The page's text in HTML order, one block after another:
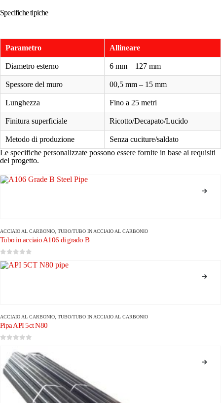
Specifiche tipiche
Parametro Allineare
Diametro esterno 6 mm – 127 mm
Spessore del muro 00,5 mm – 15 mm
Lunghezza Fino a 25 metri
Finitura superficiale Ricotto/Decapato/Lucido
Metodo di produzione
Senza cuciture/saldato
Le specifiche personalizzate possono essere fornite in base ai requisiti
del progetto.
ACCIAIO AL CARBONIO TUBO/TUBO IN ACCIAIO AL CARBONIO
Tubo in acciaio A106 di grado B
ACCIAIO AL CARBONIO TUBO/TUBO IN ACCIAIO AL CARBONIO
Pipa API 5ct N80